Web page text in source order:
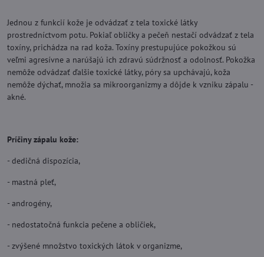
Jednou z funkcií kože je odvádzať z tela toxické látky
prostredníctvom potu. Pokiaľ obličky a pečeň nestačí odvádzať z tela
toxíny, prichádza na rad koža. Toxíny prestupujúce pokožkou sú
veľmi agresívne a narúšajú ich zdravú súdržnosť a odolnosť. Pokožka
nemôže odvádzať ďalšie toxické látky, póry sa upchávajú, koža
nemôže dýchať, množia sa mikroorganizmy a dôjde k vzniku zápalu -
akné.
Príčiny zápalu kože:
- dedičná dispozícia,
- mastná pleť,
- androgény,
- nedostatočná funkcia pečene a obličiek,
- zvýšené množstvo toxických látok v organizme,